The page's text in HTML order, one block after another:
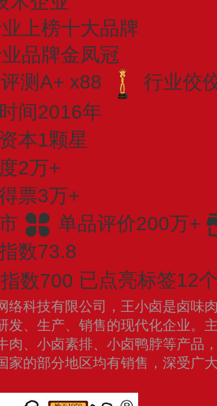
上榜十大品牌
品牌金凤冠
测A+ x88
行业佼
间2016年
本1颗星
2万+
票3万+
单品评价200万+
数73.8
数700 已点亮标签12
络科技有限公司，王小卤是卤味
发、生产、销售的现代化企业。
肉、小卤素排、小卤鸭脖等产品
家的部分地区均有销售，深受广